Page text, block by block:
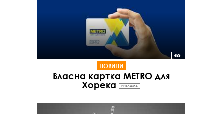
НОВИНИ
Власна картка METRO для
Хорека
РЕКЛАМА